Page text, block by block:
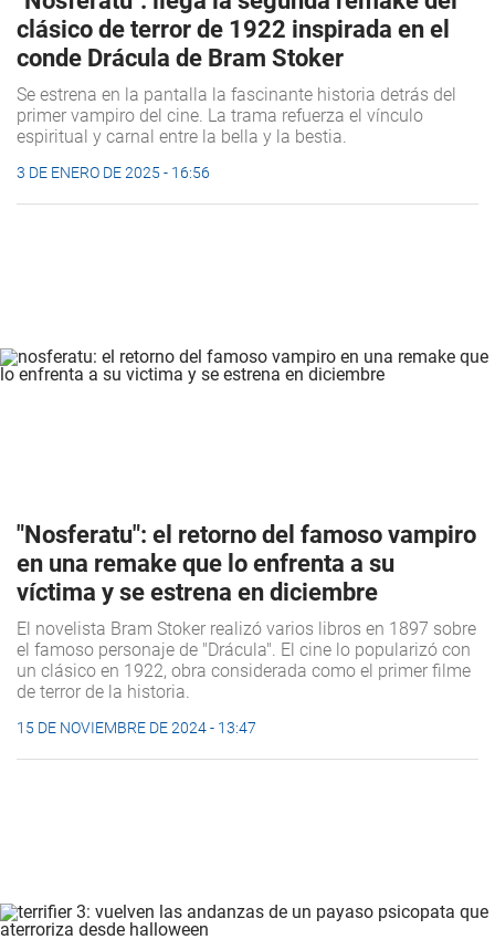
clásico de terror de 1922 inspirada en el
conde Drácula de Bram Stoker
Se estrena en la pantalla la fascinante historia detrás del
primer vampiro del cine. La trama refuerza el vínculo
espiritual y carnal entre la bella y la bestia.
3 DE ENERO DE 2025 - 16:56
"Nosferatu": el retorno del famoso vampiro
en una remake que lo enfrenta a su
víctima y se estrena en diciembre
El novelista Bram Stoker realizó varios libros en 1897 sobre
el famoso personaje de "Drácula". El cine lo popularizó con
un clásico en 1922, obra considerada como el primer filme
de terror de la historia.
15 DE NOVIEMBRE DE 2024 - 13:47